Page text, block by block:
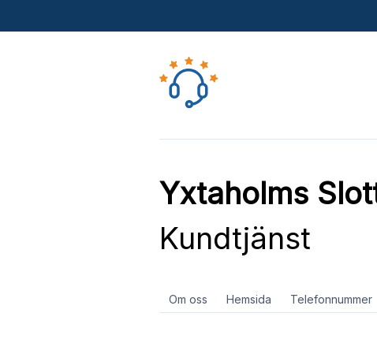
Yxtaholms
Kundtjänst
Om oss Hemsida Telefonnummer